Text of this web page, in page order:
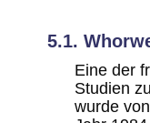
5.1.
Eine der
Studien
wurde